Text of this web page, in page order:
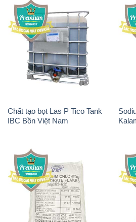
Chất tạo bọt Las P Tico Tank
IBC Bồn Việt Nam